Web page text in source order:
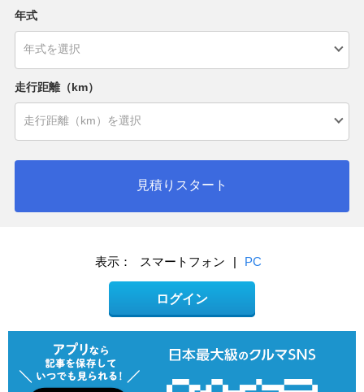
年式
走行距離（km）
見積りスタート
表示： スマートフォン | PC
ログイン